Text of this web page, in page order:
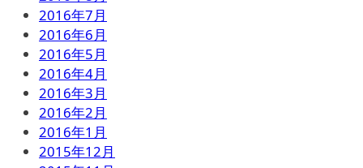
2016年7月
2016年6月
2016年5月
2016年4月
2016年3月
2016年2月
2016年1月
2015年12月